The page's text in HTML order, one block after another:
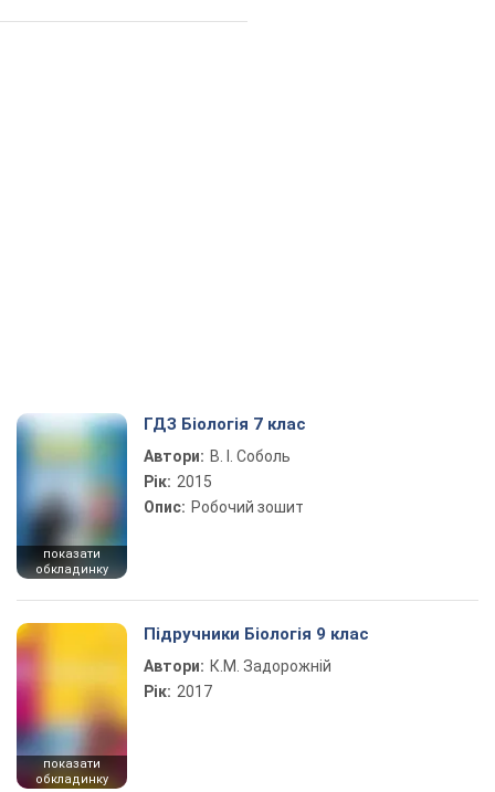
показати
обкладинку
ГДЗ Біологія 7 клас
Автори: В. І. Соболь
Рік: 2015
Опис: Робочий зошит
показати
обкладинку
Підручники Біологія 9 клас
Автори: К.М. Задорожній
Рік: 2017